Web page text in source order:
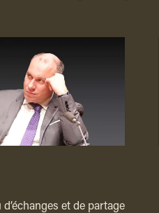
et de partage